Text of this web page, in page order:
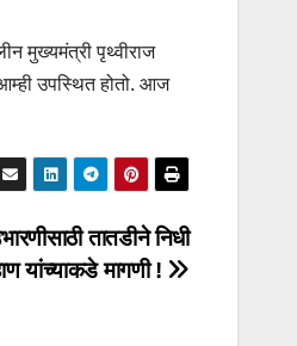
मुख्यमंत्री पृथ्वीराज
आम्ही उपस्थित होतो. आज
तातडीने निधी
यांच्याकडे मागणी !